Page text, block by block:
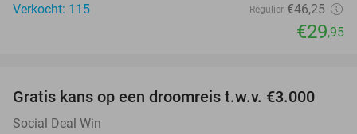
Verkocht: 115
Regulier €46,25
€29,95
Gratis kans op een droomreis t.w.v. €3.000
Social Deal Win